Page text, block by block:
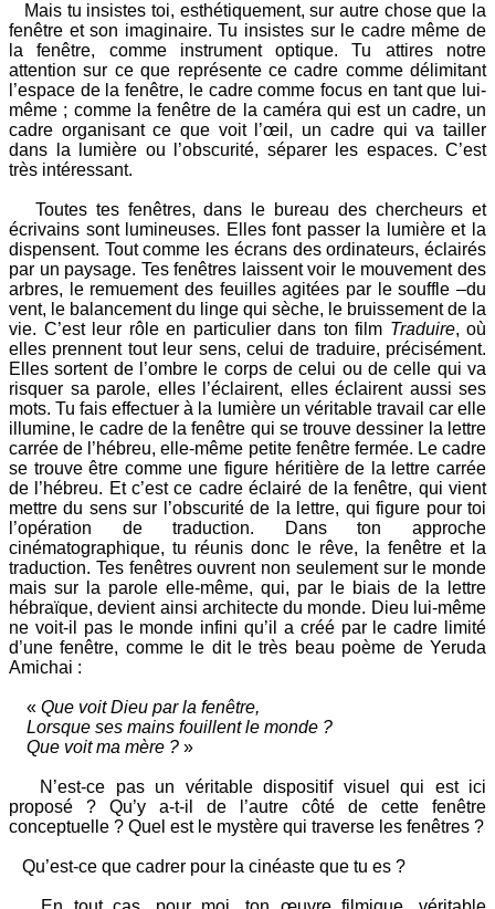
Mais tu insistes toi, esthétiquement, sur autre chose que la
fenêtre et son imaginaire. Tu insistes sur le cadre même de
la fenêtre, comme instrument optique. Tu attires notre
attention sur ce que représente ce cadre comme délimitant
l’espace de la fenêtre, le cadre comme focus en tant que lui-
même ; comme la fenêtre de la caméra qui est un cadre, un
cadre organisant ce que voit l’œil, un cadre qui va tailler
dans la lumière ou l’obscurité, séparer les espaces. C’est
très intéressant.
Toutes tes fenêtres, dans le bureau des chercheurs et
écrivains sont lumineuses. Elles font passer la lumière et la
dispensent. Tout comme les écrans des ordinateurs, éclairés
par un paysage. Tes fenêtres laissent voir le mouvement des
arbres, le remuement des feuilles agitées par le souffle –du
vent, le balancement du linge qui sèche, le bruissement de la
vie. C’est leur rôle en particulier dans ton film Traduire, où
elles prennent tout leur sens, celui de traduire, précisément.
Elles sortent de l’ombre le corps de celui ou de celle qui va
risquer sa parole, elles l’éclairent, elles éclairent aussi ses
mots. Tu fais effectuer à la lumière un véritable travail car elle
illumine, le cadre de la fenêtre qui se trouve dessiner la lettre
carrée de l’hébreu, elle-même petite fenêtre fermée. Le cadre
se trouve être comme une figure héritière de la lettre carrée
de l’hébreu. Et c’est ce cadre éclairé de la fenêtre, qui vient
mettre du sens sur l’obscurité de la lettre, qui figure pour toi
l’opération de traduction. Dans ton approche
cinématographique, tu réunis donc le rêve, la fenêtre et la
traduction. Tes fenêtres ouvrent non seulement sur le monde
mais sur la parole elle-même, qui, par le biais de la lettre
hébraïque, devient ainsi architecte du monde. Dieu lui-même
ne voit-il pas le monde infini qu’il a créé par le cadre limité
d’une fenêtre, comme le dit le très beau poème de Yeruda
Amichai :
« Que voit Dieu par la fenêtre,
Lorsque ses mains fouillent le monde ?
Que voit ma mère ? »
N’est-ce pas un véritable dispositif visuel qui est ici
proposé ? Qu’y a-t-il de l’autre côté de cette fenêtre
conceptuelle ? Quel est le mystère qui traverse les fenêtres ?
Qu’est-ce que cadrer pour la cinéaste que tu es ?